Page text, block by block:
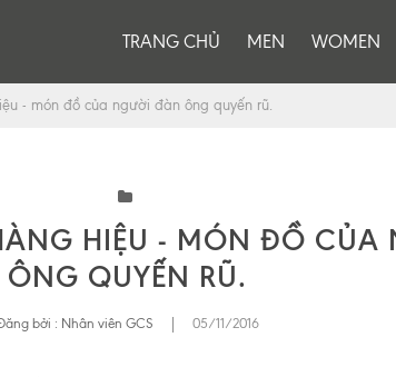
TRANG CHỦ MEN WOMEN
- món đồ của người đàn ông quyến rũ.
HIỆU - MÓN ĐỒ CỦA
ÔNG QUYẾN RŨ.
bởi : Nhân viên GCS 05/11/2016